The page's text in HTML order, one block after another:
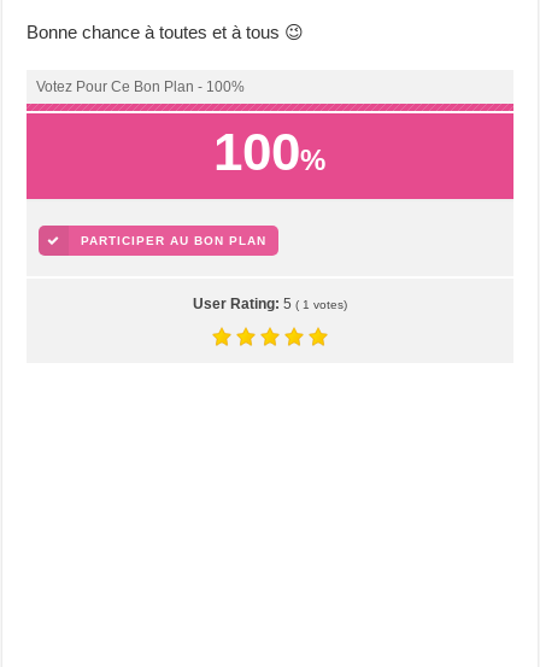
Bonne chance à toutes et à tous 😉
Votez Pour Ce Bon Plan - 100%
100%
PARTICIPER AU BON PLAN
User Rating: 5 ( 1 votes)